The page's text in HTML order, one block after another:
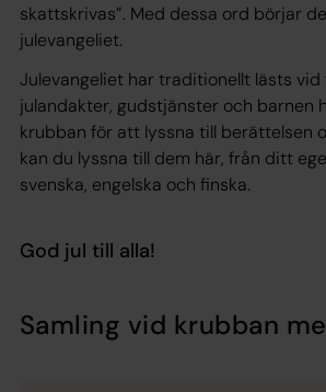
skattskrivas”. Med dessa ord börjar
julevangeliet.
Julevangeliet har traditionellt lästs vid
julandakter, gudstjänster och barnen
krubban för att lyssna till berättelsen
kan du lyssna till dem här, från ditt
svenska, engelska och finska.
God jul till alla!​
Samling vid krubban